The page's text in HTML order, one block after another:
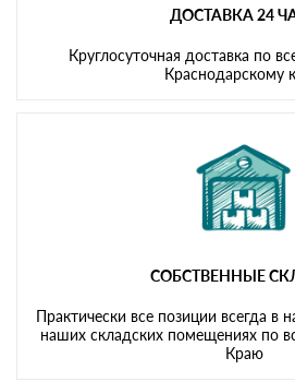
ДОСТАВКА 24
Круглосуточная доставка по
Краснодарскому
СОБСТВЕННЫЕ
Практически все позиции всегда в
наших складских помещениях по
Краю